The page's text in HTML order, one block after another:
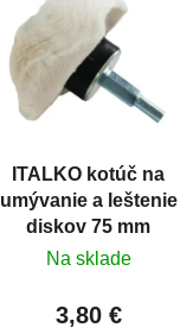
ITALKO kotúč na
umývanie a leštenie
diskov 75 mm
Na sklade
3,80 €